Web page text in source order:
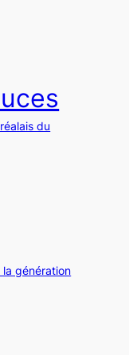
du
génération